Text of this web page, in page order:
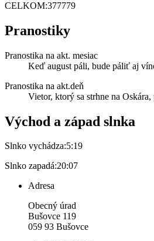
CELKOM:377779
Pranostiky
Pranostika na akt. mesiac
Keď august páli, bude páliť aj
Pranostika na akt.deň
Vietor, ktorý sa strhne na
Východ a západ slnka
Slnko vychádza:5:19
Slnko zapadá:20:07
Adresa
Obecný úrad
Bušovce 119
059 93 Bušovce